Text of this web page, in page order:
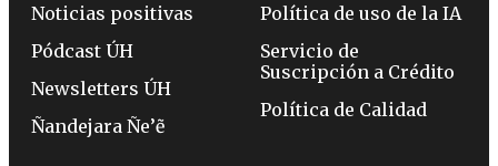
Noticias positivas
Pódcast ÚH
Newsletters ÚH
Ñandejara Ñe’ẽ
Política de uso de la IA
Servicio de
Suscripción a Crédito
Política de Calidad